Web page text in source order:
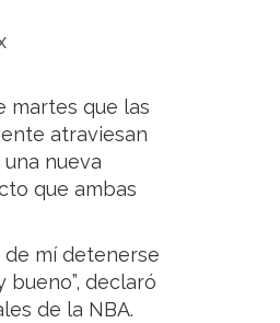
martes que las
atraviesan
nueva
que ambas
de mí detenerse
bueno”, declaró
de la NBA.